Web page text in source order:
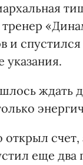
и
указания.
ждать
счет,
еще два